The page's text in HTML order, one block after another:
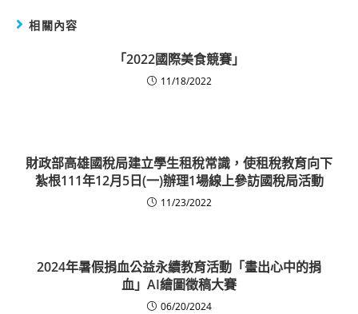
相關內容
「2022國際美食競賽」
11/18/2022
財政部高雄國稅局建立學生租稅常識，使租稅教育向下
紮根111年12月5日(一)辦理1場線上參訪國稅局活動
11/23/2022
2024年暑假捐血公益永續教育活動「畫出心中的捐
血」AI繪圖徵稿大賽
06/20/2024